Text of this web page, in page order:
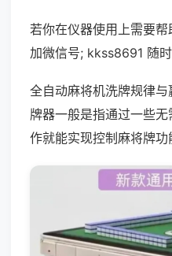
若你在仪器使用上需要
加微信号; kkss8691 随时
全自动麻将机洗牌规律
牌器一般是指通过一些
作就能实现控制麻将牌功